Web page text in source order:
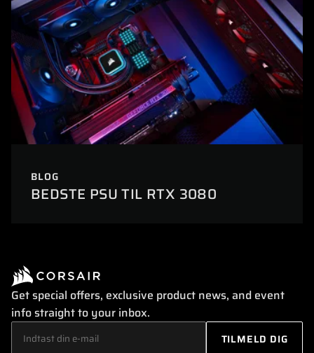
BLOG
BEDSTE PSU TIL RTX 3080
Get special offers, exclusive product news, and event
info straight to your inbox.